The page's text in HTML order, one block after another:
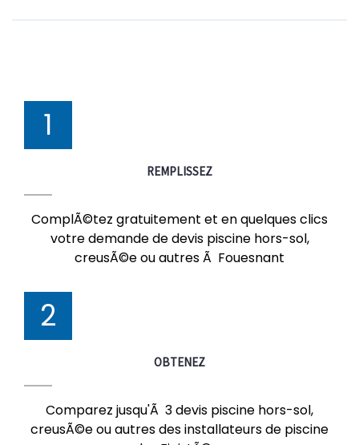
1
REMPLISSEZ
ComplÃ©tez gratuitement et en quelques clics
votre demande de devis piscine hors-sol,
creusÃ©e ou autres Ã Fouesnant
2
OBTENEZ
Comparez jusqu'Ã 3 devis piscine hors-sol,
creusÃ©e ou autres des installateurs de piscine